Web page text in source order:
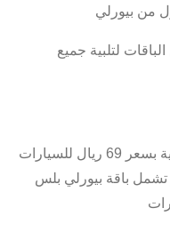
من بيورلي
لتلبية جميع
تعتبر باقة بيورلي بلس هي الباقة الأساسية بسعر 69 ريال للسيارات
تشمل باقة بيورلي بلس